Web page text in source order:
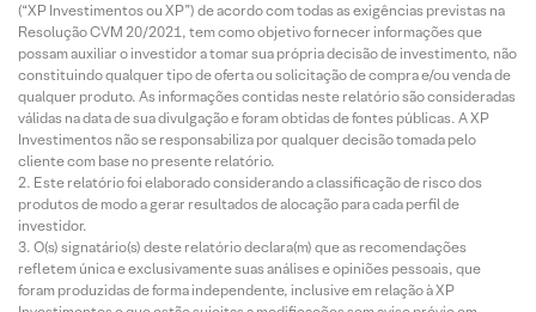
(“XP Investimentos ou XP”) de acordo com todas as exigências previstas na
Resolução CVM 20/2021, tem como objetivo fornecer informações que
possam auxiliar o investidor a tomar sua própria decisão de investimento, não
constituindo qualquer tipo de oferta ou solicitação de compra e/ou venda de
qualquer produto. As informações contidas neste relatório são consideradas
válidas na data de sua divulgação e foram obtidas de fontes públicas. A XP
Investimentos não se responsabiliza por qualquer decisão tomada pelo
cliente com base no presente relatório.
Este relatório foi elaborado considerando a classificação de risco dos
produtos de modo a gerar resultados de alocação para cada perfil de
investidor.
O(s) signatário(s) deste relatório declara(m) que as recomendações
refletem única e exclusivamente suas análises e opiniões pessoais, que
foram produzidas de forma independente, inclusive em relação à XP